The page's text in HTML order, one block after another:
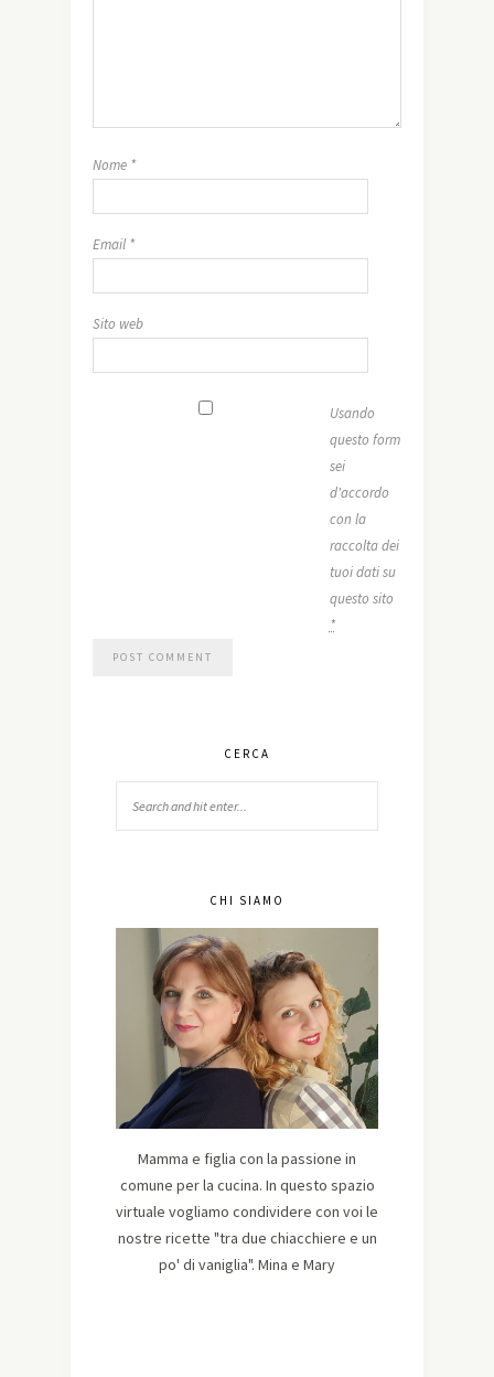
Nome *
Email *
Sito web
Usando
questo form
sei
d'accordo
con la
raccolta dei
tuoi dati su
questo sito
*
CERCA
CHI SIAMO
Mamma e figlia con la passione in
comune per la cucina. In questo spazio
virtuale vogliamo condividere con voi le
nostre ricette "tra due chiacchiere e un
po' di vaniglia". Mina e Mary